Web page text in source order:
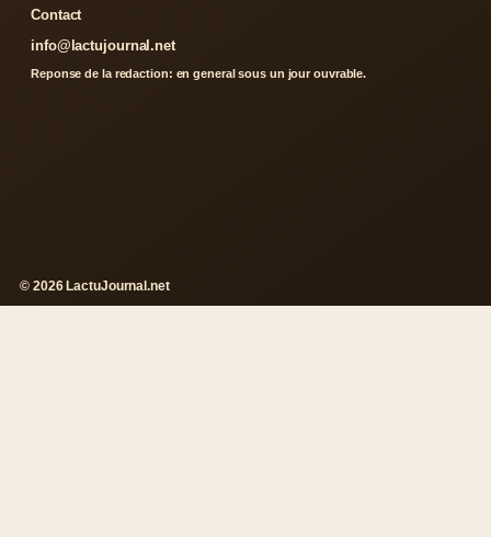
Contact
info@lactujournal.net
Reponse de la redaction: en general sous un jour ouvrable.
© 2026 LactuJournal.net